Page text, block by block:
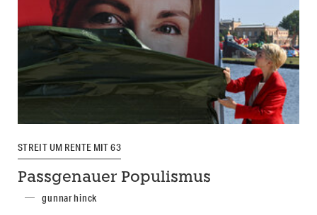
STREIT UM RENTE MIT 63
Passgenauer Populismus
gunnar hinck